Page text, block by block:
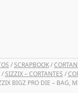
/SCRAPBOOK/
/SIZZIX – CORTANTES /
BIGZ PRO DIE – BAG,